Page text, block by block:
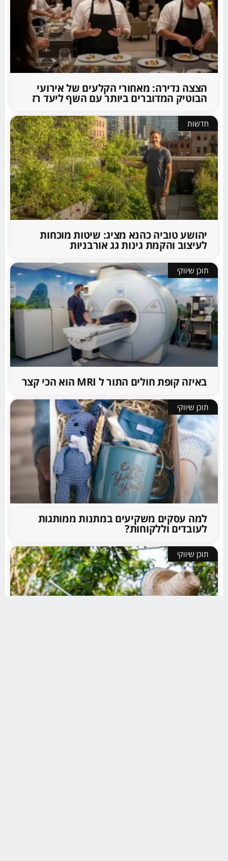
הצצה נדירה: מאחורי הקלעים של אירועי
הבוטיק המדוברים ביותר עם השף ליעד רז
חדשות
יהושע טוביה כהנא מציג: שיטות מוכחות
לעיצוב והקמת גינות גג אורבניות
תוכן שיווקי
באיזה קופת חולים התור ל MRI הוא הכי קצר
תוכן שיווקי
למה עסקים משקיעים במתנות ממותגות
לעובדים וללקוחות?
תוכן שיווקי